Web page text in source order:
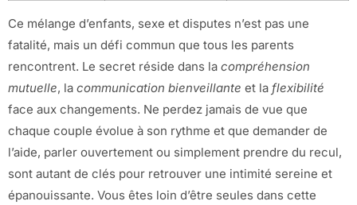
Ce mélange d’enfants, sexe et disputes n’est pas une
fatalité, mais un défi commun que tous les parents
rencontrent. Le secret réside dans la compréhension
mutuelle, la communication bienveillante et la flexibilité
face aux changements. Ne perdez jamais de vue que
chaque couple évolue à son rythme et que demander de
l’aide, parler ouvertement ou simplement prendre du recul,
sont autant de clés pour retrouver une intimité sereine et
épanouissante. Vous êtes loin d’être seules dans cette